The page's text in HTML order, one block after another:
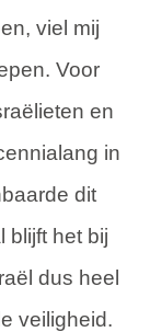
viel mij
Voor
en
in
dit
blijft het bij
dus heel
veiligheid.